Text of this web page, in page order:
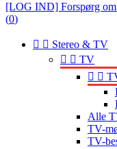
[LOG IND] Forspørg
(0)
  Stereo & TV
  TV
 
Alle
TV-
TV-